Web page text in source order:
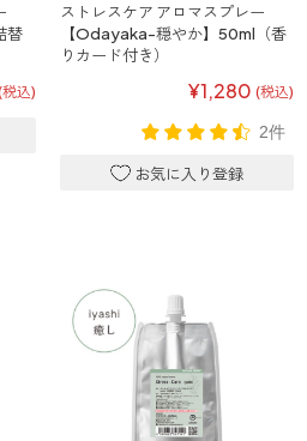
ャルミスト
ト
替
税込)
ストレスケア アロマスプレー
【Odayaka-穏やか】50ml（香
りカード付き）
¥1,280 (税込)
2件